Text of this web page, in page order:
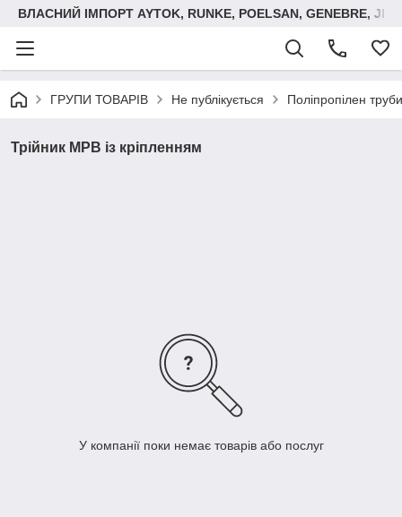
ВЛАСНИЙ ІМПОРТ AYTOK, RUNKE, POELSAN, GENEBRE,
ГРУПИ ТОВАРІВ Не публікується Поліпропілен
Трійник МРВ із кріпленням
У компанії поки немає товарів або послуг